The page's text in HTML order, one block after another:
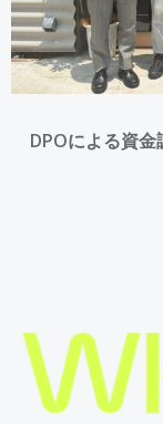
DPOによる資